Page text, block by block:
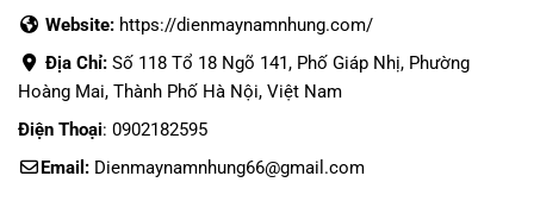
Website: https://dienmaynamnhung.com/
Địa Chỉ: Số 118 Tổ 18 Ngõ 141, Phố Giáp Nhị, Phường
Hoàng Mai, Thành Phố Hà Nội, Việt Nam
Điện Thoại: 0902182595
Email: Dienmaynamnhung66@gmail.com